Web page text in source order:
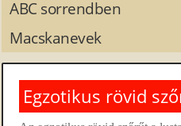
ABC sorrendben
Macskanevek
Egzotikus rövid